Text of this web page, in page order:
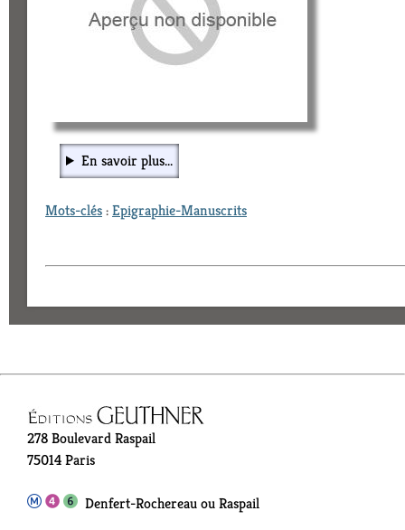
En savoir plus...
Mots-clés:Epigraphie-Manuscrits
278 Boulevard Raspail
75014 Paris
Denfert-Rochereau ou Raspail